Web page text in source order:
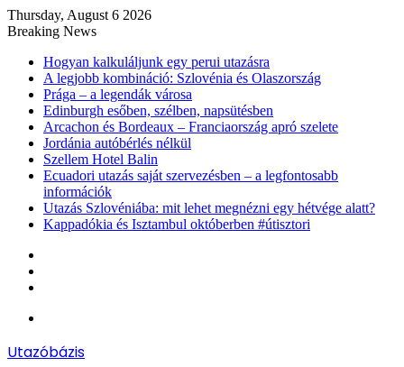
Thursday, August 6 2026
Breaking News
Hogyan kalkuláljunk egy perui utazásra
A legjobb kombináció: Szlovénia és Olaszország
Prága – a legendák városa
Edinburgh esőben, szélben, napsütésben
Arcachon és Bordeaux – Franciaország apró szelete
Jordánia autóbérlés nélkül
Szellem Hotel Balin
Ecuadori utazás saját szervezésben – a legfontosabb
információk
Utazás Szlovéniába: mit lehet megnézni egy hétvége alatt?
Kappadókia és Isztambul októberben #útisztori
Utazóbázis